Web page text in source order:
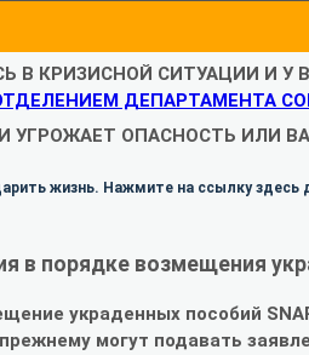
В КРИЗИСНОЙ СИТУАЦИИ И
ДЕПАРТАМЕНТА
УГРОЖАЕТ ОПАСНОСТЬ ИЛИ
жизнь. Нажмите на ссылку здесь
в порядке возмещения
украденных пособий
могут подавать